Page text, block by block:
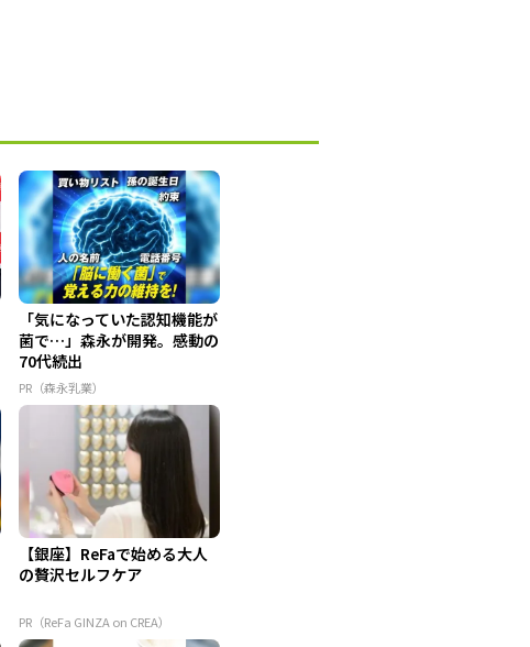
「気になっていた認知機能が
菌で…」森永が開発。感動の
70代続出
PR（森永乳業）
【銀座】ReFaで始める大人
の贅沢セルフケア
PR（ReFa GINZA on CREA）